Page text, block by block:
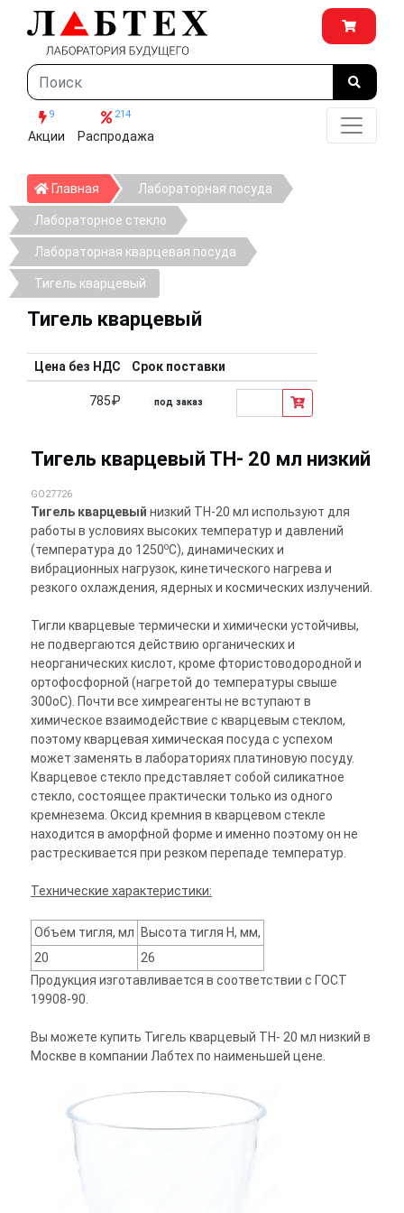
9
Акции
214
Распродажа
Главная ГлавнаяЛабораторная посуда
Лабораторное стекло
Лабораторная кварцевая посуда
Тигель кварцевый
Тигель кварцевый
Цена без НДС Срок поставки
785₽ под заказ
Тигель кварцевый ТН- 20 мл низкий
GO27726
Тигель кварцевый низкий ТН-20 мл используют для
работы в условиях высоких температур и давлений
(температура до 1250оС), динамических и
вибрационных нагрузок, кинетического нагрева и
резкого охлаждения, ядерных и космических излучений.
Тигли кварцевые термически и химически устойчивы,
не подвергаются действию органических и
неорганических кислот, кроме фтористоводородной и
ортофосфорной (нагретой до температуры свыше
300оС). Почти все химреагенты не вступают в
химическое взаимодействие с кварцевым стеклом,
поэтому кварцевая химическая посуда с успехом
может заменять в лабораториях платиновую посуду.
Кварцевое стекло представляет собой силикатное
стекло, состоящее практически только из одного
кремнезема. Оксид кремния в кварцевом стекле
находится в аморфной форме и именно поэтому он не
растрескивается при резком перепаде температур.
Технические характеристики:
Объем тигля, мл
Высота тигля Н, мм,
20
26
Продукция изготавливается в соответствии с ГОСТ
19908-90.
Вы можете купить Тигель кварцевый ТН- 20 мл низкий в
Москве в компании Лабтех по наименьшей цене.